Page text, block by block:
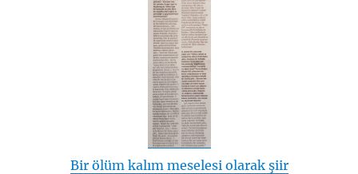
Bir ölüm kalım meselesi olarak şiir